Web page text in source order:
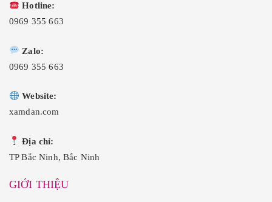
Hotline:
0969 355 663
Zalo:
0969 355 663
Website:
xamdan.com
Địa chỉ:
TP Bắc Ninh, Bắc Ninh
GIỚI THIỆU